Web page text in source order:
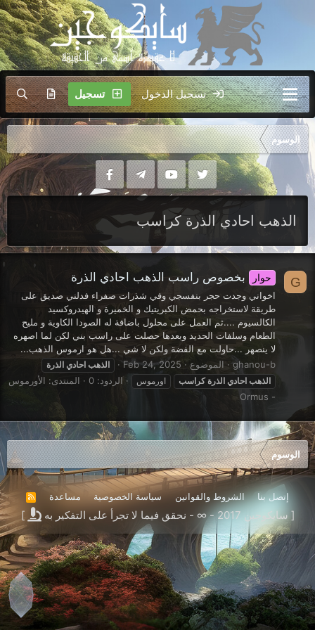
تسجيل الدخول تسجيل
الوسوم
الذهب احادي الذرة كراسب
G حوار بخصوص راسب الذهب احادي الذرة
اخواني وجدت حجر بنفسجي وفي شذرات صفراء فدلني صديق على
طريقة لاستخراجه بحمض الكبريتيك و الخميرة و الهيدروكسيد
الكالسيوم ....ثم العمل على محلول باضافة له الصودا الكاوية و مليح
الطعام وسلفات الحديد وبعدها حصلت على راسب بني لكن لما اصهره
لا ينصهر ...حاولت مع الفضة ولكن لا شي ...هل هو ارموس الذهب...
ghanou-b
الموضوع Feb 24, 2025 الذهب احادي الذرة
الذهب احادي الذرة كراسب اورموس الردود: 0 المنتدى: الأورموس
- Ormus
الوسوم
إتصل بنا الشروط والقوانين سياسة الخصوصية مساعدة
R
S
[ سايكوجين 2017 - ∞ - نحقق فيما لا تجرأ على التفكير به ]